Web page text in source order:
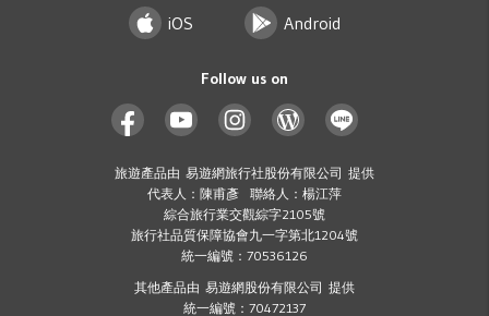
iOS Android
Follow us on
旅遊產品由 易遊網旅行社股份有限公司 提供
代表人：陳甫彥 聯絡人：楊江萍
綜合旅行業交觀綜字2105號
旅行社品質保障協會九一字第北1204號
統一編號：70536126
其他產品由 易遊網股份有限公司 提供
統一編號：70472137